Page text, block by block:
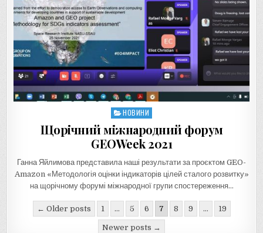
Posted
in
НОВИНИ
Щорічний міжнародний форум
GEOWeek 2021
Ганна Яйлимова представила наші результати за проєктом GEO-
Amazon «Методологія оцінки індикаторів цілей сталого розвитку»
на щорічному форумі міжнародної групи спостереження…
Навігація
← Older posts 1 … 5 6 7 8 9 … 19
Newer posts →